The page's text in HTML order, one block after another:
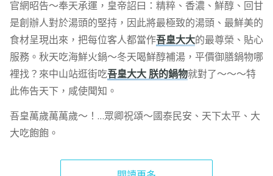
官網昭告～奉天承運，皇帝詔曰：精粹、香濃、鮮醇、回甘
是創辦人對於湯頭的堅持，因此將最極致的湯頭、最鮮美的
食材呈現出來，把每位客人都當作吾皇大大的最尊榮、貼心
服務。秋天吃海鮮火鍋～冬天喝鮮醇補湯，平價御膳鍋物哪
裡找？來中山站逛街吃吾皇大大 朕的鍋物就對了～～～特
此佈告天下，咸使聞知。
吾皇萬歲萬萬歲～！…眾卿祝頌～國泰民安、天下太平、大
大吃飽飽。